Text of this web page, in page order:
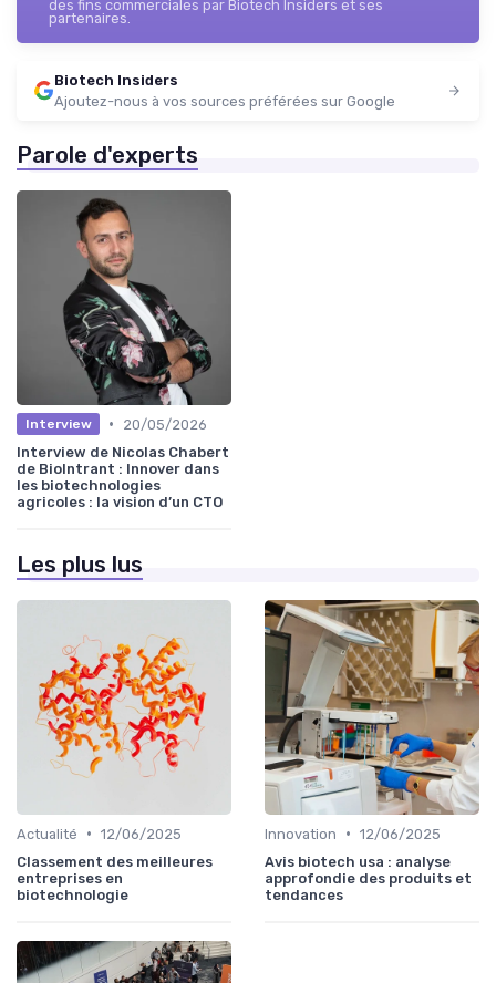
des fins commerciales par Biotech Insiders et ses
partenaires.
Biotech Insiders
Ajoutez-nous à vos sources préférées sur Google
Parole d'experts
Interview •
20/05/2026
Interview de Nicolas Chabert
de BioIntrant : Innover dans
les biotechnologies
agricoles : la vision d’un CTO
Les plus lus
Actualité • 12/06/2025
Classement des meilleures
entreprises en
biotechnologie
Innovation • 12/06/2025
Avis biotech usa : analyse
approfondie des produits et
tendances